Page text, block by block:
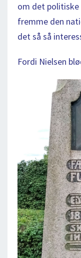
om det
fremme den
det så så
Fordi Nielsen